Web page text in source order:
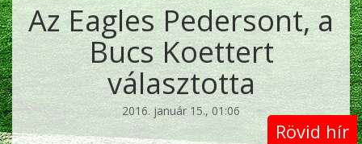
Az Eagles Pedersont, a
Bucs Koettert
választotta
2016. január 15., 01:06
Rövid hír